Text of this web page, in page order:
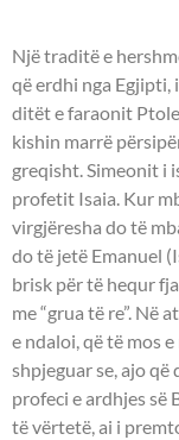
Një traditë e
që erdhi nga Egjipti,
ditët e faraonit
kishin marrë
greqisht. Simeonit i
profetit Isaia. Kur
virgjëresha do të
do të jetë Emanuel
brisk për të hequr
me “grua të re”. Në
e ndaloi, që të mos
shpjeguar se, ajo
profeci e ardhjes së
të vërtetë, ai i